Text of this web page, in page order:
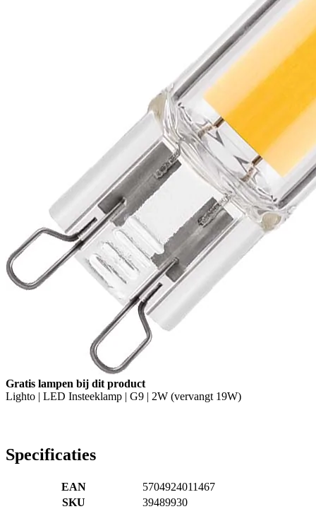
Gratis lampen bij dit product
Lighto | LED Insteeklamp | G9 | 2W (vervangt 19W)
Specificaties
EAN
5704924011467
SKU
39489930